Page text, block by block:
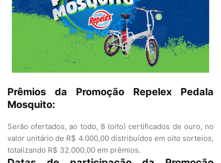
Prêmios da Promoção Repelex Pedala
Mosquito:
Serão ofertados, ao todo, 8 (oito) certificados de ouro, no
valor unitário de R$ 4.000,00 distribuídos em oito sorteios,
totalizando R$ 32.000,00 em prêmios.